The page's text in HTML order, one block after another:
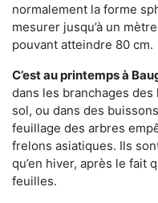
normalement la forme
mesurer jusqu’à un
pouvant atteindre 80 cm.
C’est au printemps à
dans les branchages des
sol, ou dans des
feuillage des arbres
frelons asiatiques. Ils
qu’en hiver, après le fait
feuilles.